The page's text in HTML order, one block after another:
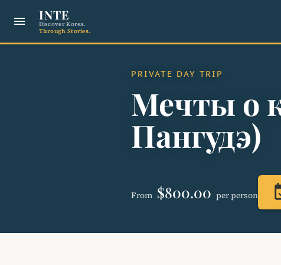
menu INTE
Discover Korea.
Through Stories.
PRIVATE DAY TRIP
Мечты о
Пангудэ)
From $800.00 per person